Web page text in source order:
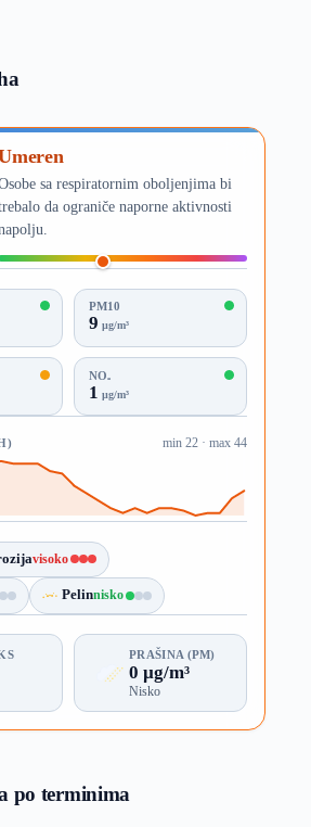
sa respiratornim oboljenjima bi
da ograniče naporne aktivnosti
PM10
9 µg/m³
NO₂
1 µg/m³
min 22 · max 44
visoko
Pelinnisko
PRAŠINA (PM)
0 µg/m³
Nisko
po terminima